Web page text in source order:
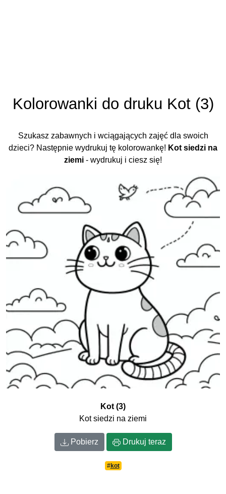
Kolorowanki do druku Kot (3)
Szukasz zabawnych i wciągających zajęć dla swoich
dzieci? Następnie wydrukuj tę kolorowankę! Kot siedzi na
ziemi - wydrukuj i ciesz się!
Kot (3)
Kot siedzi na ziemi
Pobierz Drukuj teraz
#kot